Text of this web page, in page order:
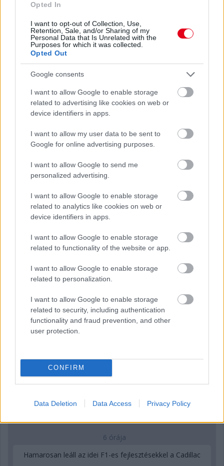
Opted In
I want to opt-out of Collection, Use,
Retention, Sale, and/or Sharing of my
Personal Data that Is Unrelated with the
Purposes for which it was collected.
Opted Out
Google consents
I want to allow Google to enable storage
related to advertising like cookies on web or
device identifiers in apps.
I want to allow my user data to be sent to
Google for online advertising purposes.
I want to allow Google to send me
personalized advertising.
I want to allow Google to enable storage
related to analytics like cookies on web or
device identifiers in apps.
I want to allow Google to enable storage
related to functionality of the website or app.
I want to allow Google to enable storage
related to personalization.
I want to allow Google to enable storage
related to security, including authentication
functionality and fraud prevention, and other
user protection.
CONFIRM
Data Deletion Data Access Privacy Policy
Parc Fermé
2 órája
Domenicali: Több sprint lesz az F1-ben – de nem
mindenhol
3 órája
„Lando és Oscar kapcsolata csak még erősebbé vált a
tavalyi év után” – Stella
6 órája
Hamarosan leáll az idei F1-es fejlesztésekkel a Cadillac